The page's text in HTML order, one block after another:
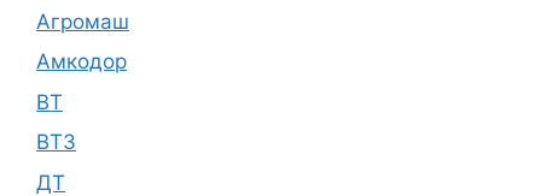
Агромаш
Амкодор
ВТ
ВТЗ
ДТ